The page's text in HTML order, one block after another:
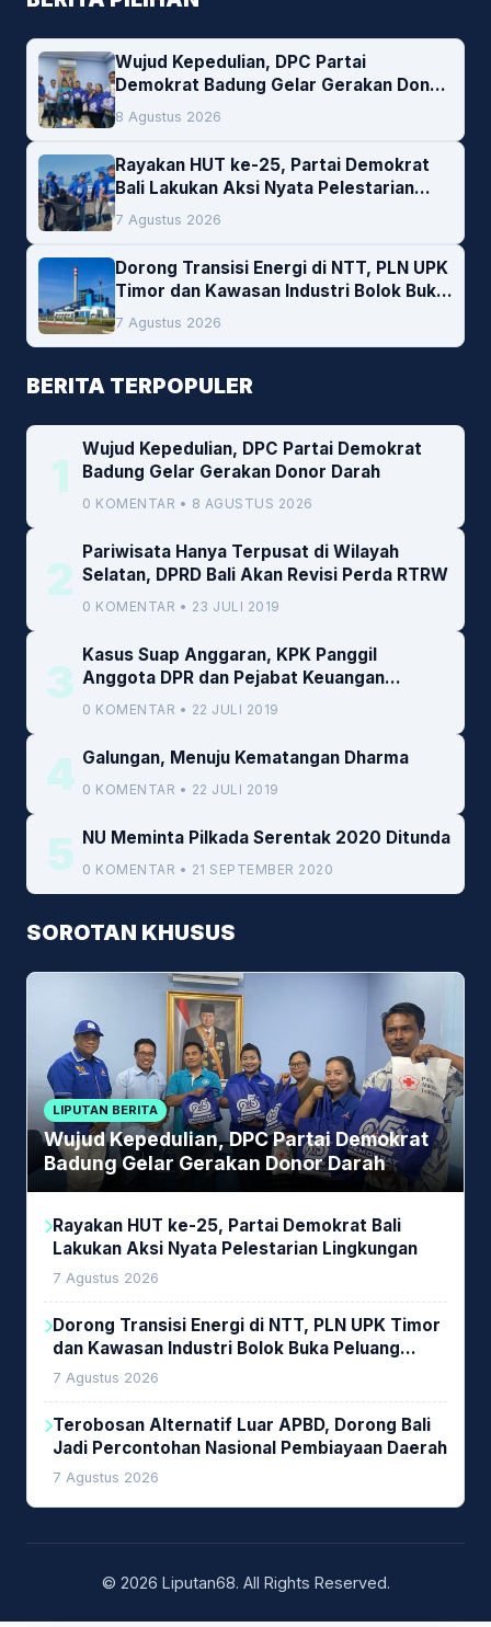
Wujud Kepedulian, DPC Partai
Demokrat Badung Gelar Gerakan Donor
Darah
8 Agustus 2026
Rayakan HUT ke-25, Partai Demokrat
Bali Lakukan Aksi Nyata Pelestarian
Lingkungan
7 Agustus 2026
Dorong Transisi Energi di NTT, PLN UPK
Timor dan Kawasan Industri Bolok Buka
Peluang Investasi Woodchip untuk
Cofiring PLTU Bolok
7 Agustus 2026
BERITA TERPOPULER
1
Wujud Kepedulian, DPC Partai Demokrat
Badung Gelar Gerakan Donor Darah
0 KOMENTAR • 8 AGUSTUS 2026
2
Pariwisata Hanya Terpusat di Wilayah
Selatan, DPRD Bali Akan Revisi Perda RTRW
0 KOMENTAR • 23 JULI 2019
3
Kasus Suap Anggaran, KPK Panggil
Anggota DPR dan Pejabat Keuangan
Kemenkeu
0 KOMENTAR • 22 JULI 2019
4 Galungan, Menuju Kematangan Dharma
0 KOMENTAR • 22 JULI 2019
5 NU Meminta Pilkada Serentak 2020 Ditunda
0 KOMENTAR • 21 SEPTEMBER 2020
SOROTAN KHUSUS
LIPUTAN BERITA
Wujud Kepedulian, DPC Partai Demokrat
Badung Gelar Gerakan Donor Darah
Rayakan HUT ke-25, Partai Demokrat Bali
Lakukan Aksi Nyata Pelestarian Lingkungan
7 Agustus 2026
Dorong Transisi Energi di NTT, PLN UPK Timor
dan Kawasan Industri Bolok Buka Peluang
Investasi Woodchip untuk Cofiring PLTU Bolok
7 Agustus 2026
Terobosan Alternatif Luar APBD, Dorong Bali
Jadi Percontohan Nasional Pembiayaan Daerah
7 Agustus 2026
© 2026 Liputan68. All Rights Reserved.